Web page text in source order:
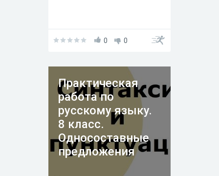
0 0
Практическая
работа по
русскому языку.
8 класс.
Односоставные
предложения